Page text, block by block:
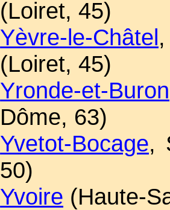
(Loiret, 45)
Yèvre-le-Châtel
(Loiret, 45)
Yronde-et-Buron
Dôme, 63)
Yvetot-Bocage,
50)
Yvoire (Haute-